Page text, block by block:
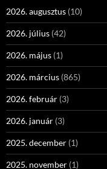
2026. augusztus (10)
2026. július (42)
2026. május (1)
2026. március (865)
2026. február (3)
2026. január (3)
2025. december (1)
2025. november (1)